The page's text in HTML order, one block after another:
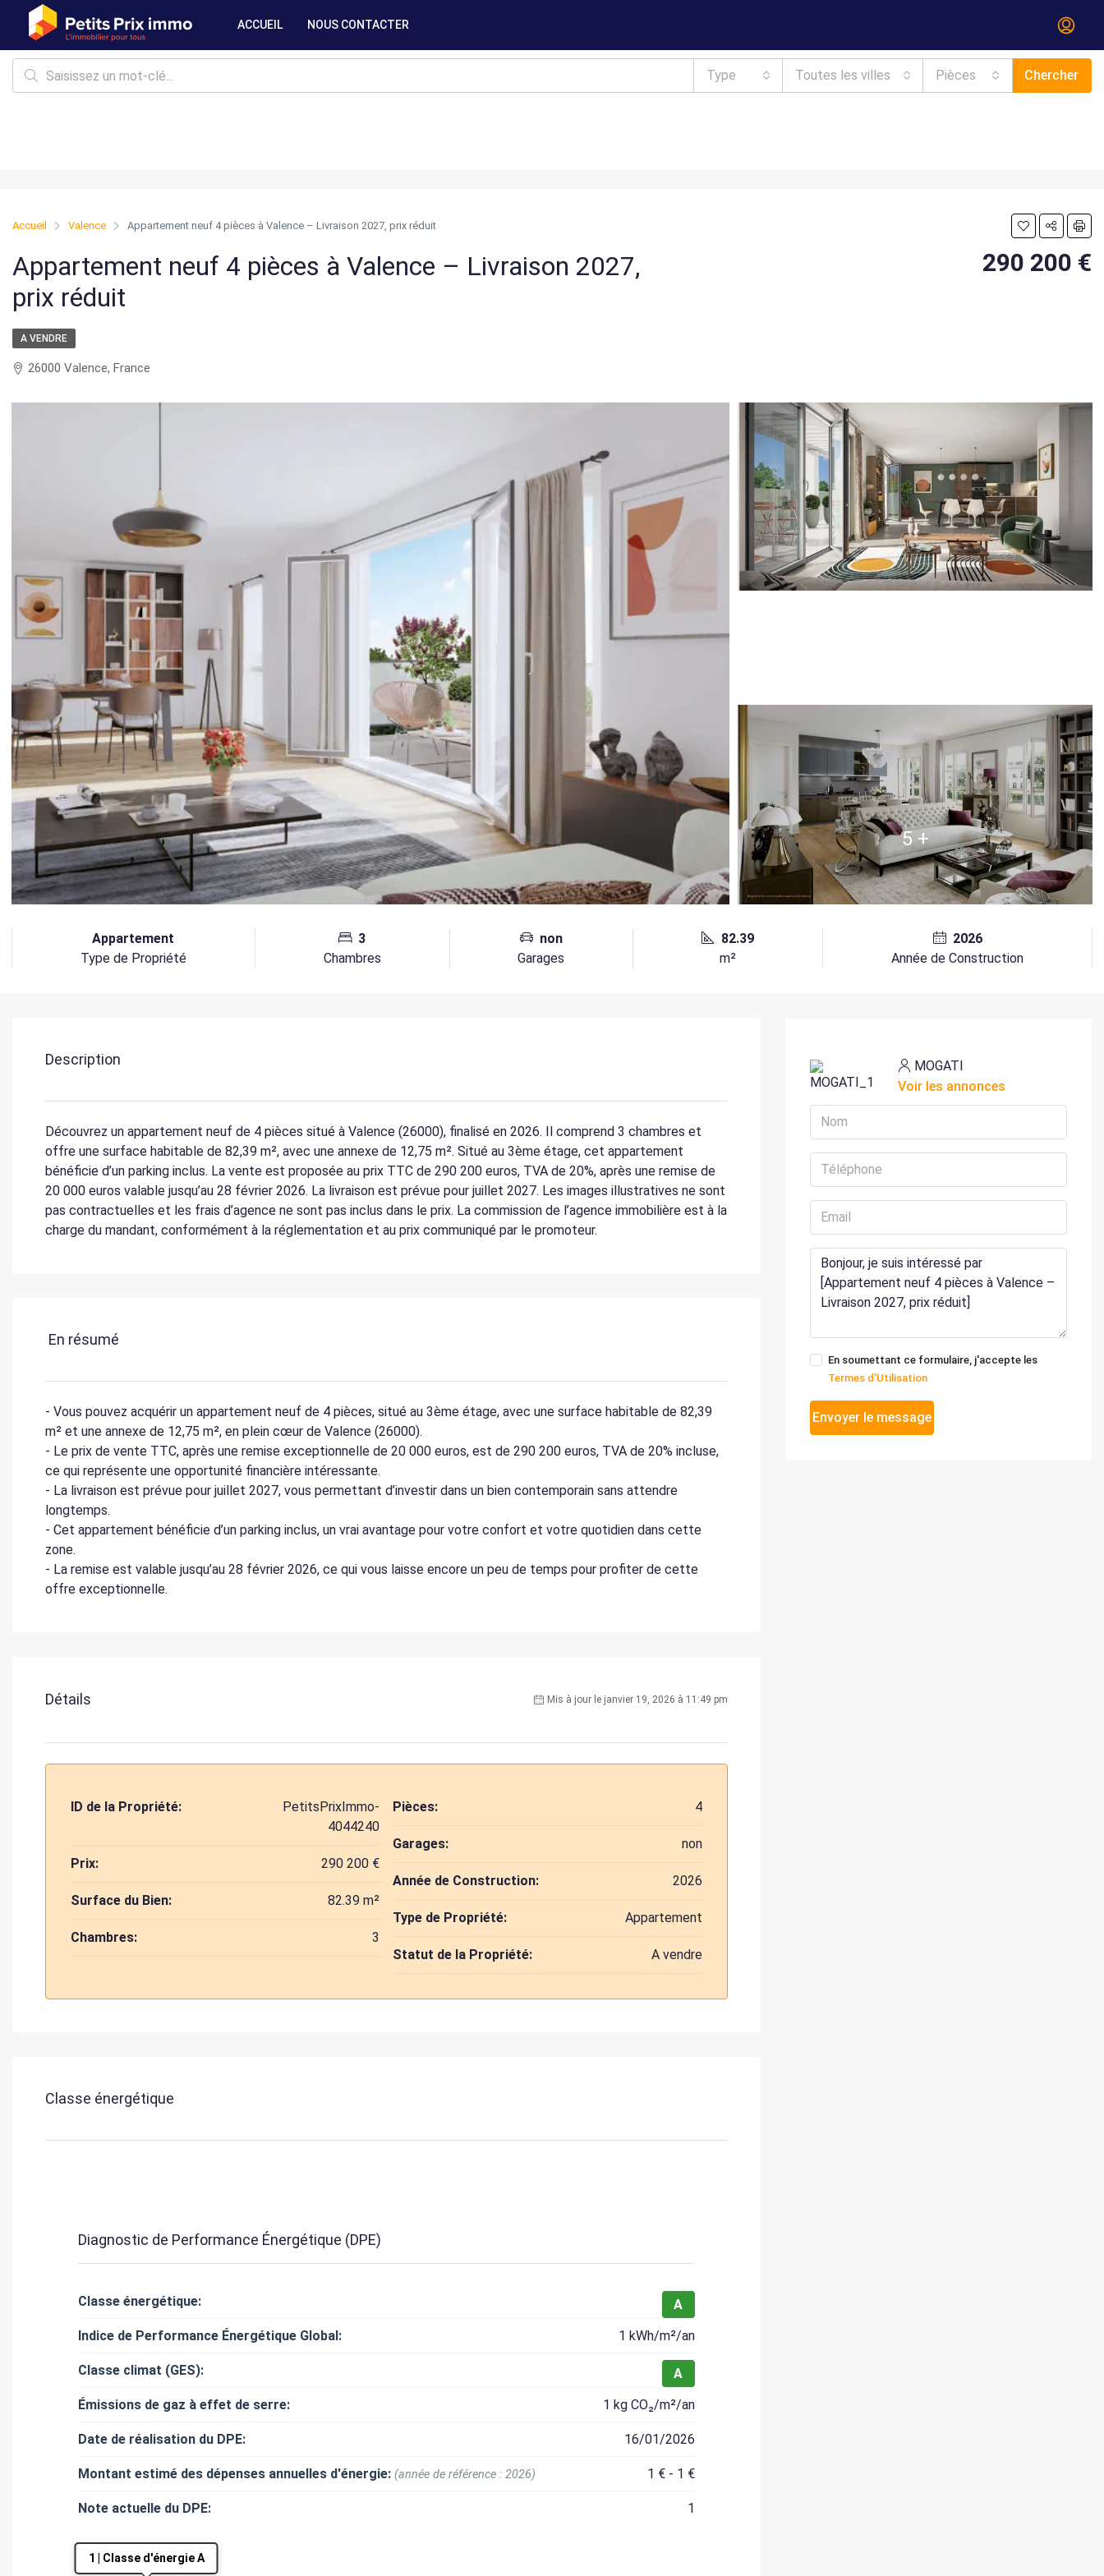
ACCUEIL NOUS CONTACTER
Type Toutes les villes Pièces Chercher
Accueil Valence Appartement neuf 4 pièces à Valence – Livraison 2027, prix réduit
Appartement neuf 4 pièces à Valence – Livraison 2027,
prix réduit
290 200 €
A VENDRE
26000 Valence, France
5 +
Appartement
Type de Propriété
3
Chambres
non
Garages
82.39
m²
2026
Année de Construction
Description
Découvrez un appartement neuf de 4 pièces situé à Valence (26000), finalisé en 2026. Il comprend 3 chambres et
offre une surface habitable de 82,39 m², avec une annexe de 12,75 m². Situé au 3ème étage, cet appartement
bénéficie d’un parking inclus. La vente est proposée au prix TTC de 290 200 euros, TVA de 20%, après une remise de
20 000 euros valable jusqu’au 28 février 2026. La livraison est prévue pour juillet 2027. Les images illustratives ne sont
pas contractuelles et les frais d’agence ne sont pas inclus dans le prix. La commission de l’agence immobilière est à la
charge du mandant, conformément à la réglementation et au prix communiqué par le promoteur.
En résumé
- Vous pouvez acquérir un appartement neuf de 4 pièces, situé au 3ème étage, avec une surface habitable de 82,39
m² et une annexe de 12,75 m², en plein cœur de Valence (26000).
- Le prix de vente TTC, après une remise exceptionnelle de 20 000 euros, est de 290 200 euros, TVA de 20% incluse,
ce qui représente une opportunité financière intéressante.
- La livraison est prévue pour juillet 2027, vous permettant d’investir dans un bien contemporain sans attendre
longtemps.
- Cet appartement bénéficie d’un parking inclus, un vrai avantage pour votre confort et votre quotidien dans cette
zone.
- La remise est valable jusqu’au 28 février 2026, ce qui vous laisse encore un peu de temps pour profiter de cette
offre exceptionnelle.
Détails Mis à jour le janvier 19, 2026 à 11:49 pm
ID de la Propriété:
PetitsPrixImmo-
4044240
Prix: 290 200 €
Surface du Bien: 82.39 m²
Chambres: 3
Pièces: 4
Garages: non
Année de Construction: 2026
Type de Propriété: Appartement
Statut de la Propriété: A vendre
Classe énergétique
Diagnostic de Performance Énergétique (DPE)
Classe énergétique:
A
Indice de Performance Énergétique Global:
1 kWh/m²/an
Classe climat (GES):
A
Émissions de gaz à effet de serre:
1 kg CO₂/m²/an
Date de réalisation du DPE: 16/01/2026
Montant estimé des dépenses annuelles d'énergie: 1 € - 1 €
(année de référence : 2026)
Note actuelle du DPE: 1
1 | Classe d'énergie A
MOGATI
Voir les annonces
En soumettant ce formulaire, j'accepte les
Termes d'Utilisation
Envoyer le message